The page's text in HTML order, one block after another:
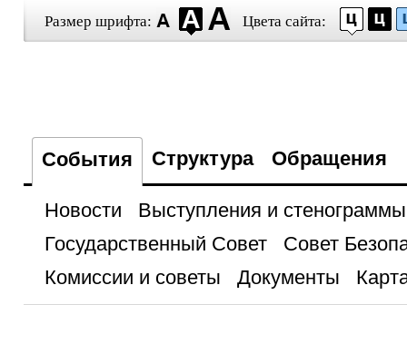
Размер шрифта: Цвета сайта:
События Структура Обращения
Новости
Выступления и стенограммы
Государственный Совет
Совет
Комиссии и советы
Документы